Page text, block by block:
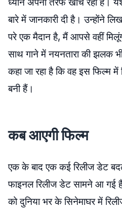
बारे में जानकारी दी है। उन्होंने
परे एक मैदान है, मैं आपसे वहीं
साथ गाने में नयनतारा की झलक
कहा जा रहा है कि वह इस फिल्म
बनी हैं।
कब आएगी फिल्म
एक के बाद एक कई रिलीज डेट
फाइनल रिलीज डेट सामने आ
को दुनिया भर के सिनेमाघर में